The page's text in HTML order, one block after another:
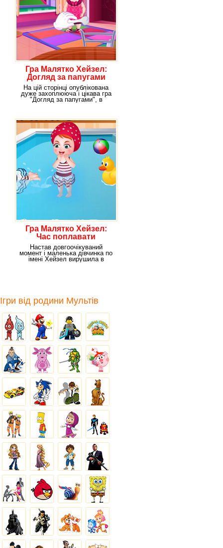
Гра Малятко Хейзел:
Догляд за папугами
На цій сторінці опублікована
дуже захоплююча і цікава гра
"Догляд за папугами", в
Гра Малятко Хейзел:
Час поплавати
Настав довгоочікуваний
момент і маленька дівчинка по
імені Хейзел вирушила в
Ігри від родини Мультів